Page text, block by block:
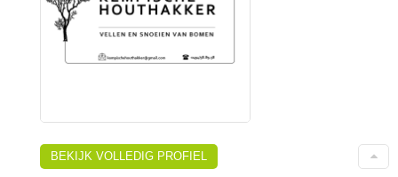
BEKIJK VOLLEDIG PROFIEL